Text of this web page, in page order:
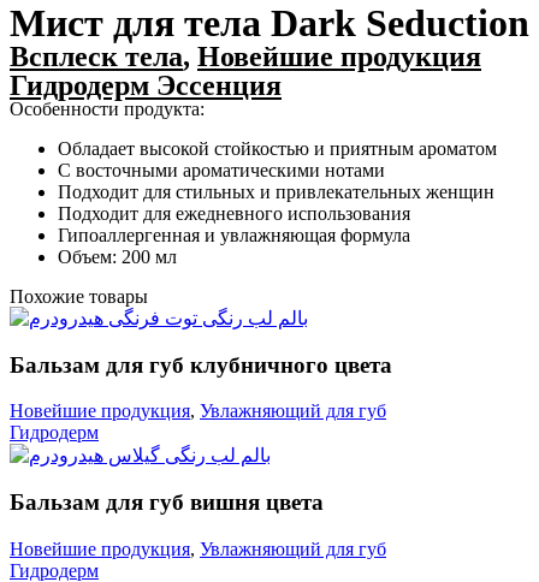
Мист для тела Dark Seduction
Всплеск тела, Новейшие продукция
Гидродерм Эссенция
Особенности продукта:
Обладает высокой стойкостью и приятным ароматом
С восточными ароматическими нотами
Подходит для стильных и привлекательных женщин
Подходит для ежедневного использования
Гипоаллергенная и увлажняющая формула
Объем: 200 мл
Похожие товары
Бальзам для губ клубничного цвета
Новейшие продукция, Увлажняющий для губ
Гидродерм
Бальзам для губ вишня цвета
Новейшие продукция, Увлажняющий для губ
Гидродерм